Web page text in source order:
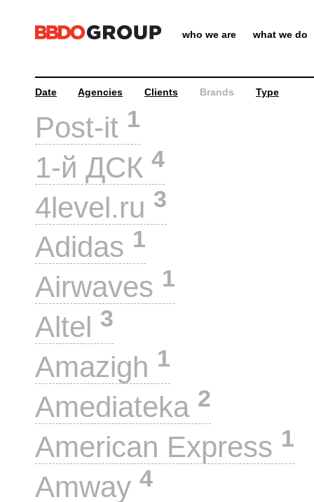
who we are what we do
Date Agencies Clients Brands Type
Post-it 1
1-й ДСК 4
4level.ru 3
Adidas 1
Airwaves 1
Altel 3
Amazigh 1
Amediateka 2
American Express 1
Amway 4